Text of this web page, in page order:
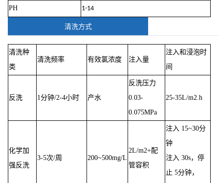
PH 1-14
清洗方式
清洗种
类
清洗频率 有效氯浓度 注入量
注入和浸泡时
间
反洗 1分钟/2-4小时 产水
反洗压力
0.03-
0.075MPa
25-35L/m2.h
化学加
强反洗
3-5次/周 200~500mg/L
2L/m2+配
管容积
注入 15~30分
钟
注入 30s，停
止 5分钟，